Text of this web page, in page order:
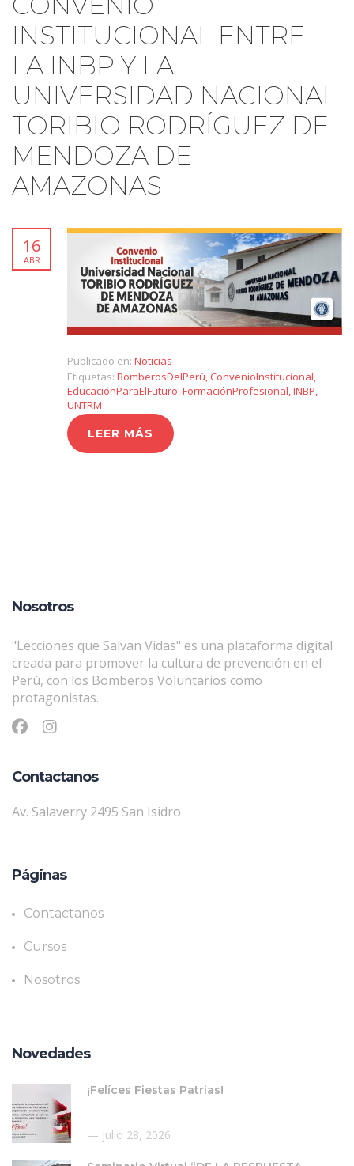
INSTITUCIONAL ENTRE
LA INBP Y LA
UNIVERSIDAD NACIONAL
TORIBIO RODRÍGUEZ DE
MENDOZA DE
AMAZONAS
16
ABR
Publicado en: Noticias
Etiquetas: BomberosDelPerú, ConvenioInstitucional,
EducaciónParaElFuturo,FormaciónProfesional,INBP,
UNTRM
LEER MÁS
Nosotros
"Lecciones que Salvan Vidas" es una plataforma digital
creada para promover la cultura de prevención en el
Perú, con los Bomberos Voluntarios como
protagonistas.
Contactanos
Av. Salaverry 2495 San Isidro
Páginas
Contactanos
Cursos
Nosotros
Novedades
¡Felíces Fiestas Patrias!
julio 28, 2026